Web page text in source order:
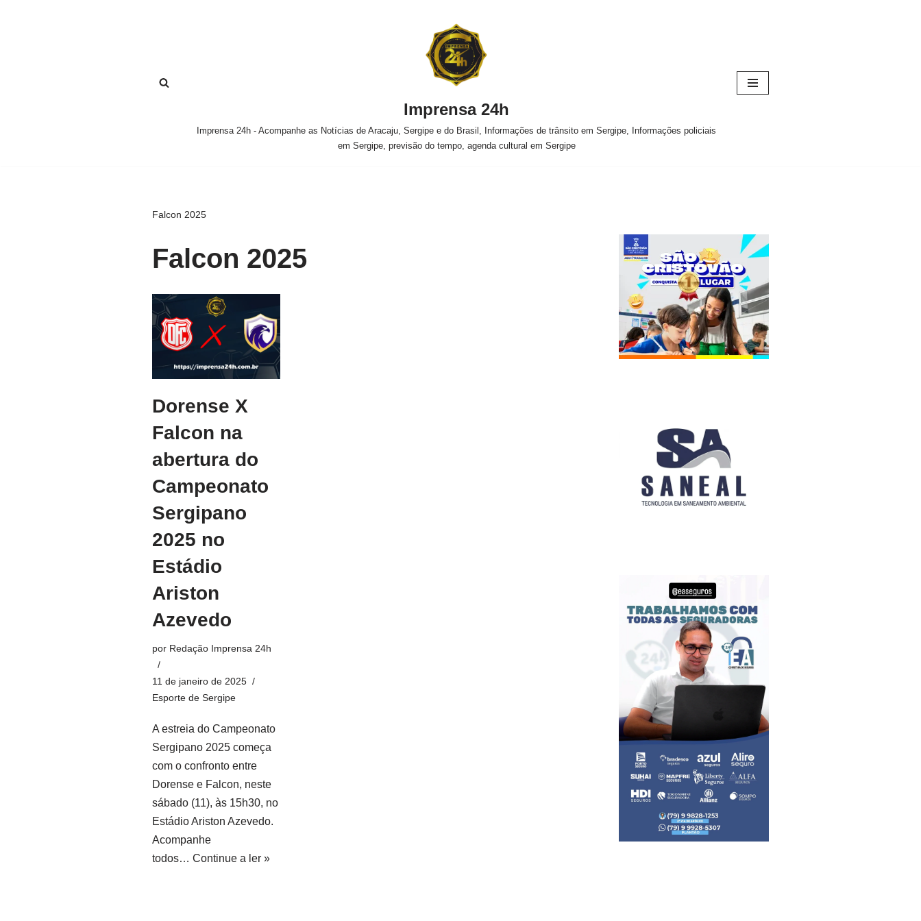
Imprensa 24h
Imprensa 24h - Acompanhe as Notícias de Aracaju, Sergipe e do Brasil, Informações de trânsito em Sergipe, Informações policiais
em Sergipe, previsão do tempo, agenda cultural em Sergipe
Falcon 2025
Falcon 2025
Dorense X
Falcon na
abertura do
Campeonato
Sergipano
2025 no
Estádio
Ariston
Azevedo
por Redação Imprensa 24h
11 de janeiro de 2025
Esporte de Sergipe
A estreia do Campeonato
Sergipano 2025 começa
com o confronto entre
Dorense e Falcon, neste
sábado (11), às 15h30, no
Estádio Ariston Azevedo.
Acompanhe
todos… Continue a ler »